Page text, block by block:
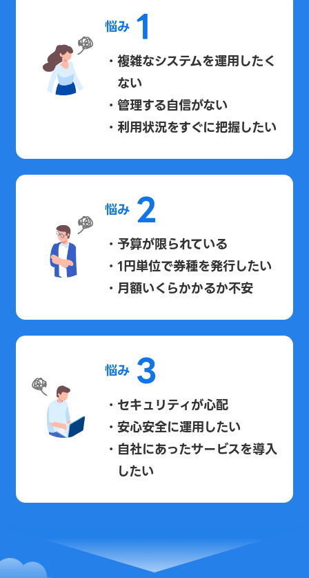
悩み 1
・複雑なシステムを運用したく
ない
・管理する自信がない
・利用状況をすぐに把握したい
悩み 2
・予算が限られている
・1円単位で券種を発行したい
・月額いくらかかるか不安
悩み 3
・セキュリティが心配
・安心安全に運用したい
・自社にあったサービスを導入
したい